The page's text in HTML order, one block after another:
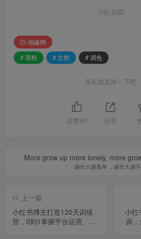
THE END
福缘网
# 课程
# 文档 # 调色
喜欢就支持一下吧
点赞 87 分享
More grow up more lonely, more
越长大越孤单 ，越长大越
上一篇
小红书博主打造120天训练
营，0到1掌握平台运营、内
小红
训